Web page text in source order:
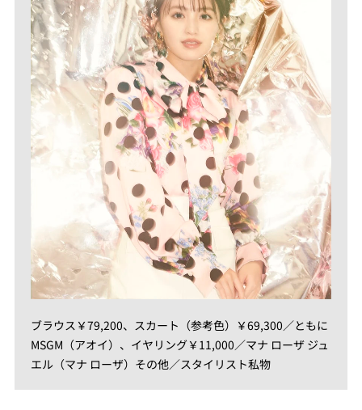
ブラウス￥79,200、スカート（参考色）￥69,300／ともに
MSGM（アオイ）、イヤリング￥11,000／マナ ローザ ジュ
エル（マナ ローザ）その他／スタイリスト私物